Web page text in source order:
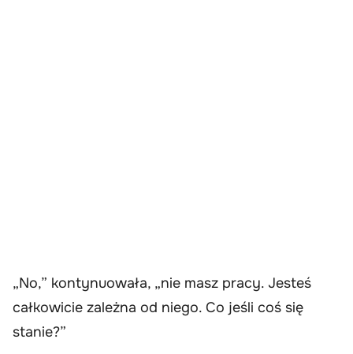
„No,” kontynuowała, „nie masz pracy. Jesteś
całkowicie zależna od niego. Co jeśli coś się
stanie?”